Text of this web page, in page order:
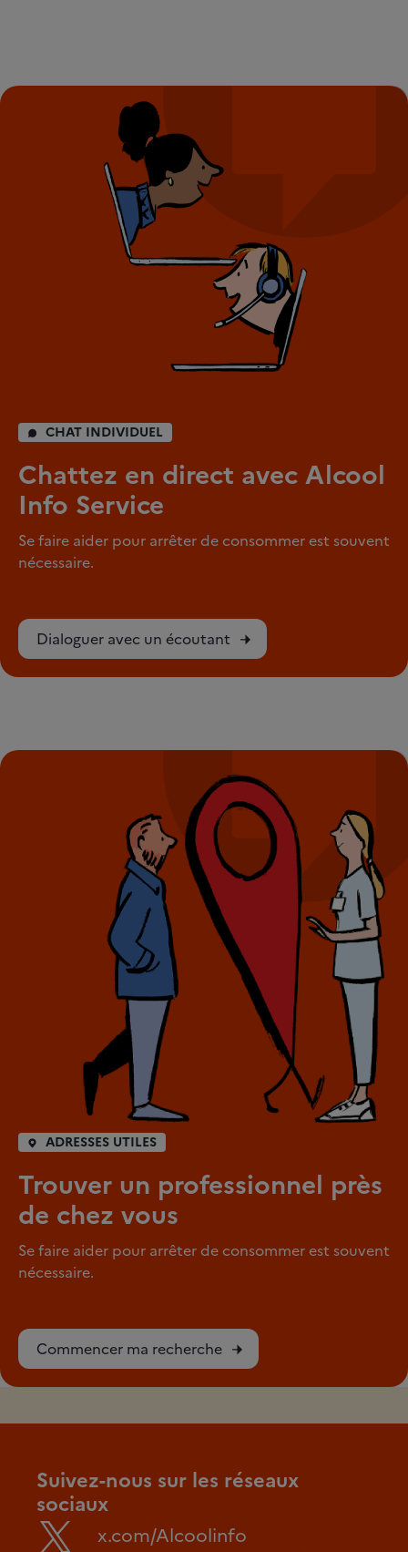
CHAT INDIVIDUEL
Chattez en direct avec Alcool
Info Service
Se faire aider pour arrêter de consommer est souvent
nécessaire.
Dialoguer avec un écoutant
ADRESSES UTILES
Trouver un professionnel près
de chez vous
Se faire aider pour arrêter de consommer est souvent
nécessaire.
Commencer ma recherche
Suivez-nous sur les réseaux
sociaux
x.com/Alcoolinfo